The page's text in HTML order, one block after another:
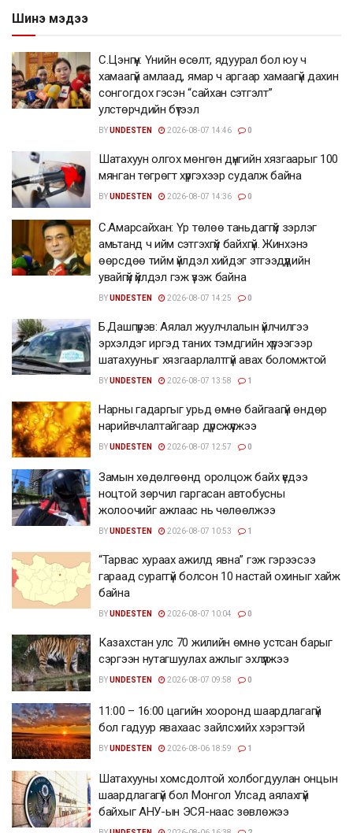
Шинэ мэдээ
С.Цэнгүүн: Үнийн өсөлт, ядуурал бол юу ч
хамаагүй амлаад, ямар ч аргаар хамаагүй дахин
сонгогдох гэсэн “сайхан сэтгэлт”
улстөрчдийн бүтээл
BYUNDESTEN 2026-08-07 14:46 0
Шатахуун олгох мөнгөн дүнгийн хязгаарыг 100
мянган төгрөгт хүргэхээр судалж байна
BYUNDESTEN 2026-08-07 14:36 0
С.Амарсайхан: Үр төлөө таньдаггүй зэрлэг
амьтанд ч ийм сэтгэхгүй байхгүй. Жинхэнэ
өөрсдөө тийм үйлдэл хийдэг этгээдүүдийн
увайгүй үйлдэл гэж үзэж байна
BYUNDESTEN 2026-08-07 14:25 0
Б.Дашпүрэв: Аялал жуулчлалын үйлчилгээ
эрхэлдэг иргэд таних тэмдгийн хүрээгээр
шатахууныг хязгаарлалтгүй авах боломжтой
BYUNDESTEN 2026-08-07 13:58 1
Нарны гадаргыг урьд өмнө байгаагүй өндөр
нарийвчлалтайгаар дүрсжүүлжээ
BYUNDESTEN 2026-08-07 12:57 0
Замын хөдөлгөөнд оролцож байх үедээ
ноцтой зөрчил гаргасан автобусны
жолоочийг ажлаас нь чөлөөлжээ
BYUNDESTEN 2026-08-07 10:53 1
“Тарвас хураах ажилд явна” гэж гэрээсээ
гараад сураггүй болсон 10 настай охиныг хайж
байна
BYUNDESTEN 2026-08-07 10:04 0
Казахстан улс 70 жилийн өмнө устсан барыг
сэргээн нутагшуулах ажлыг эхлүүлжээ
BYUNDESTEN 2026-08-07 09:58 0
11:00 – 16:00 цагийн хооронд шаардлагагүй
бол гадуур явахаас зайлсхийх хэрэгтэй
BYUNDESTEN 2026-08-06 18:59 1
Шатахууны хомсдолтой холбогдуулан онцын
шаардлагагүй бол Монгол Улсад аялахгүй
байхыг АНУ-ын ЭСЯ-наас зөвлөжээ